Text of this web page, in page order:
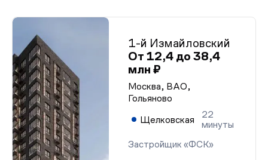
1-й Измайловский
От 12,4 до 38,4
млн ₽
Москва, ВАО,
Гольяново
Щелковская
22
минуты
Застройщик «ФСК»